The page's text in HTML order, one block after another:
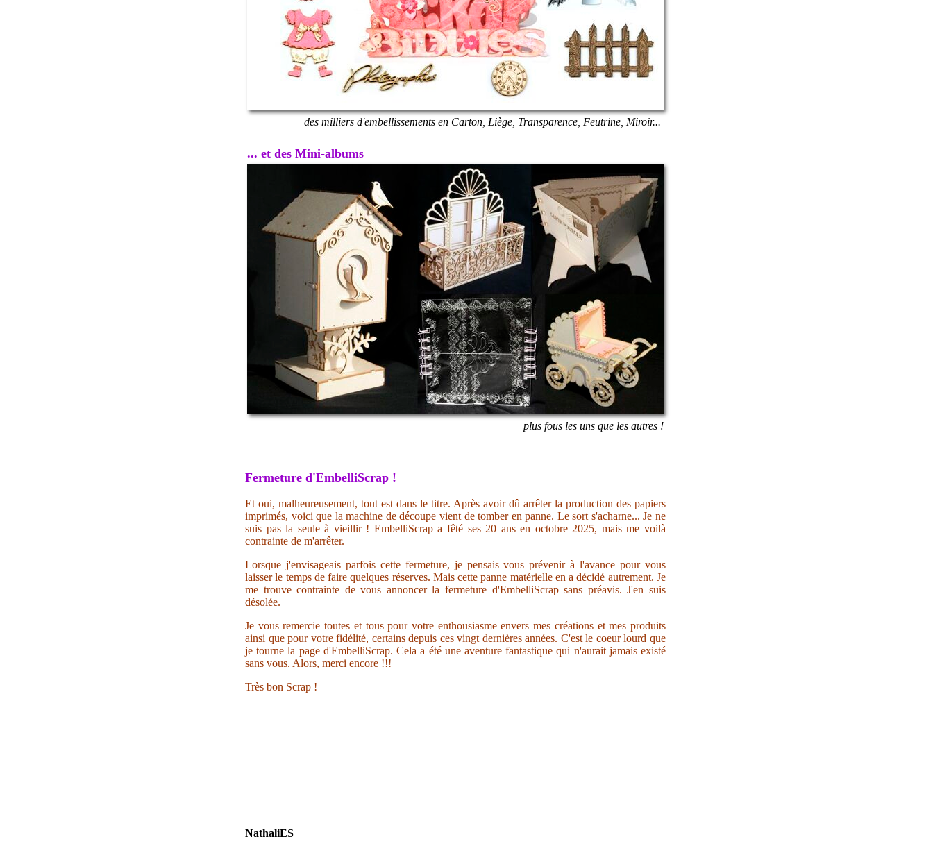
des milliers d'embellissements en Carton, Liège, Transparence, Feutrine, Miroir...
... et des Mini-albums
plus fous les uns que les autres !
Fermeture d'EmbelliScrap !
Et oui, malheureusement, tout est dans le titre. Après avoir dû arrêter la production des papiers
imprimés, voici que la machine de découpe vient de tomber en panne. Le sort s'acharne... Je ne
suis pas la seule à vieillir ! EmbelliScrap a fêté ses 20 ans en octobre 2025, mais me voilà
contrainte de m'arrêter.
Lorsque j'envisageais parfois cette fermeture, je pensais vous prévenir à l'avance pour vous
laisser le temps de faire quelques réserves. Mais cette panne matérielle en a décidé autrement. Je
me trouve contrainte de vous annoncer la fermeture d'EmbelliScrap sans préavis. J'en suis
désolée.
Je vous remercie toutes et tous pour votre enthousiasme envers mes créations et mes produits
ainsi que pour votre fidélité, certains depuis ces vingt dernières années. C'est le coeur lourd que
je tourne la page d'EmbelliScrap. Cela a été une aventure fantastique qui n'aurait jamais existé
sans vous. Alors, merci encore !!!
Très bon Scrap !
NathaliES